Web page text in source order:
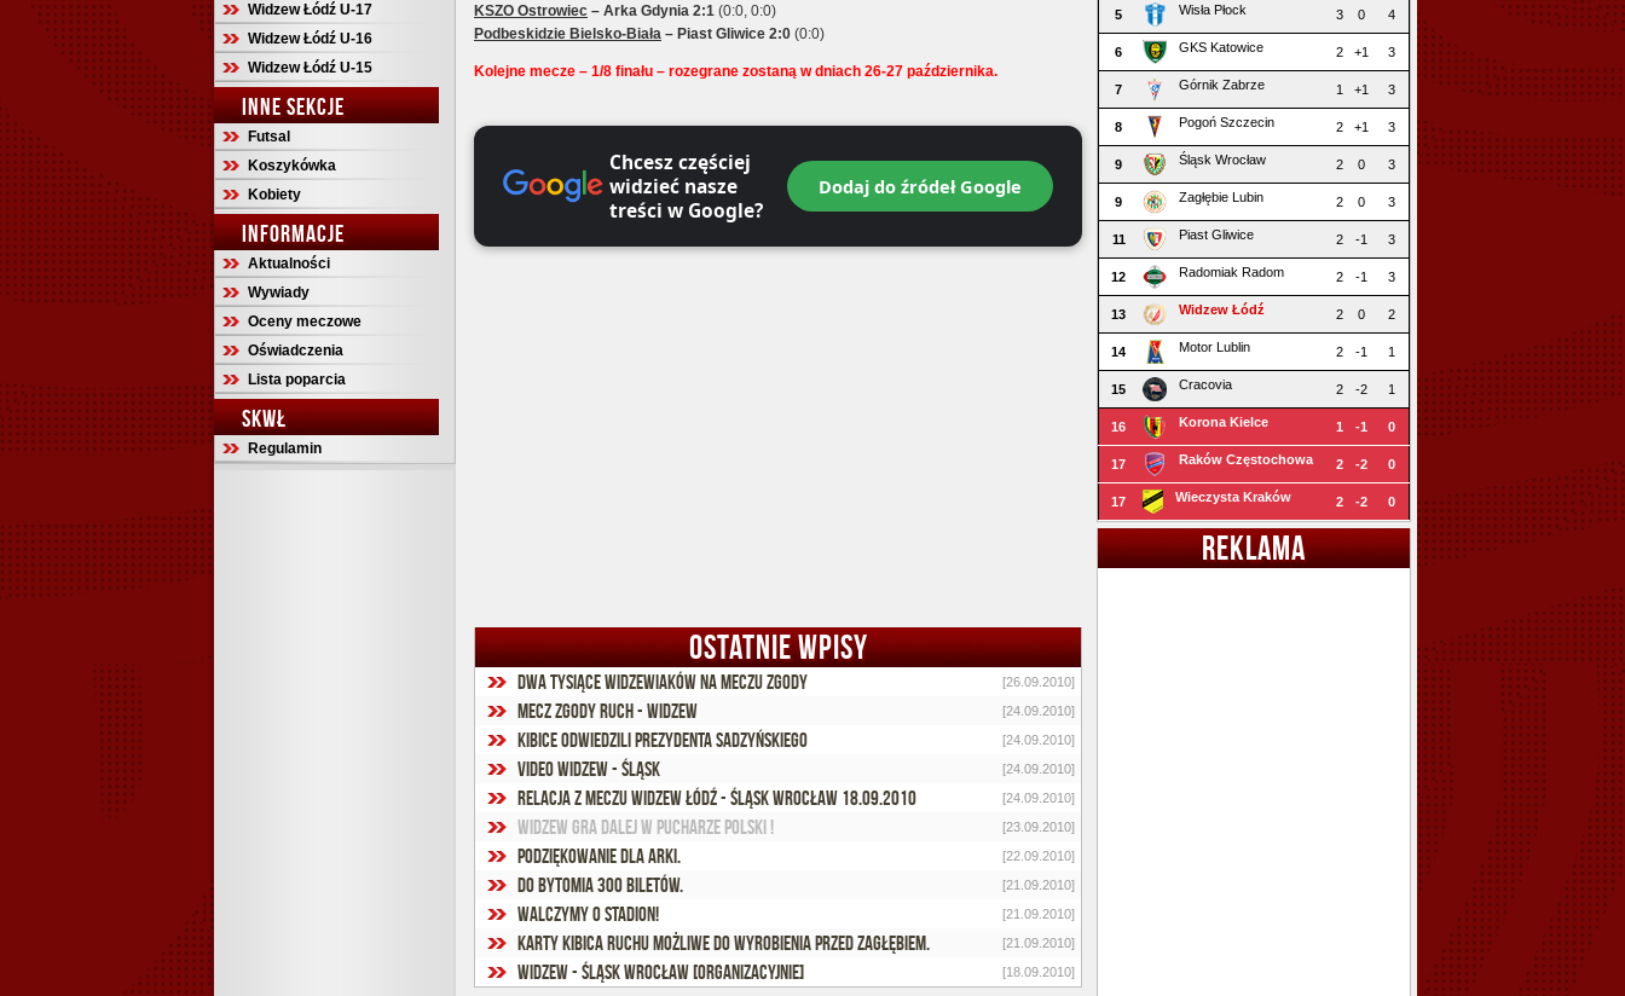
Widzew Łódź U-17
Widzew Łódź U-16
Widzew Łódź U-15
INNE SEKCJE
Futsal
Koszykówka
Kobiety
INFORMACJE
Aktualności
Wywiady
Oceny meczowe
Oświadczenia
Lista poparcia
SKWŁ
Regulamin
KSZO Ostrowiec – Arka Gdynia 2:1 (0:0, 0:0)
Podbeskidzie Bielsko-Biała – Piast Gliwice 2:0 (0:0)
Kolejne mecze – 1/8 finału – rozegrane zostaną w dniach 26-27 października.
Chcesz częściej
widzieć nasze
treści w Google?
Dodaj do źródeł Google
OSTATNIE WPISY
Dwa tysiące Widzewiaków na meczu zgody [26.09.2010]
Mecz zgody RUCH - WIDZEW [24.09.2010]
Kibice odwiedzili prezydenta Sadzyńskiego [24.09.2010]
VIDEO Widzew - Śląsk [24.09.2010]
Relacja z meczu Widzew Łódź - Śląsk Wrocław 18.09.2010 [24.09.2010]
Widzew gra dalej w Pucharze Polski ! [23.09.2010]
Podziękowanie dla Arki. [22.09.2010]
Do Bytomia 300 biletów. [21.09.2010]
Walczymy o stadion! [21.09.2010]
Karty Kibica Ruchu możliwe do wyrobienia przed Zagłębiem. [21.09.2010]
Widzew - Śląsk Wrocław [organizacyjnie] [18.09.2010]
5 Wisła Płock 3 0 4
6 GKS Katowice 2 +1 3
7 Górnik Zabrze 1 +1 3
8 Pogoń Szczecin 2 +1 3
9 Śląsk Wrocław 2 0 3
9 Zagłębie Lubin 2 0 3
11 Piast Gliwice 2 -1 3
12 Radomiak Radom 2 -1 3
13 Widzew Łódź 2 0 2
14 Motor Lublin 2 -1 1
15 Cracovia 2 -2 1
16 Korona Kielce 1 -1 0
17 Raków Częstochowa 2 -2 0
17 Wieczysta Kraków 2 -2 0
REKLAMA